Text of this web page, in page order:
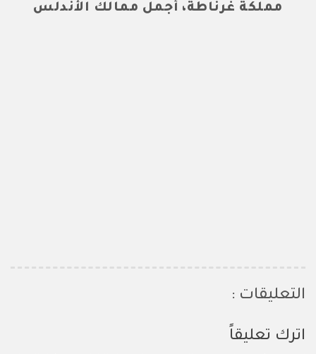
مملكة غرناطة، أجمل ممالك الأندلس
التعليقات :
اترك تعليقاً